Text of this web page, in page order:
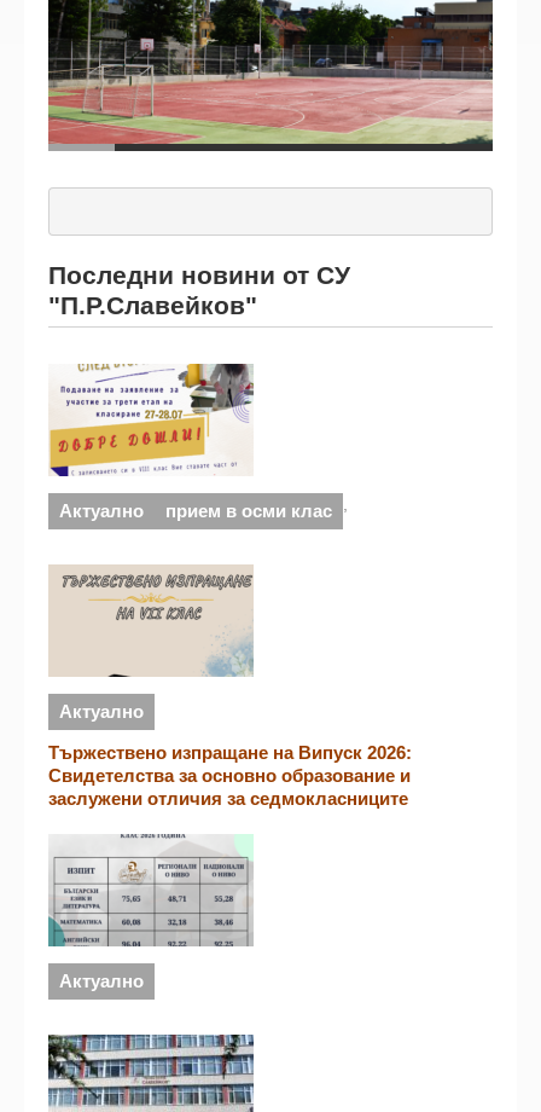
Последни новини от СУ
"П.Р.Славейков"
Актуално ,
прием в осми клас
Актуално
Тържествено изпращане на Випуск 2026:
Свидетелства за основно образование и
заслужени отличия за седмокласниците
Актуално